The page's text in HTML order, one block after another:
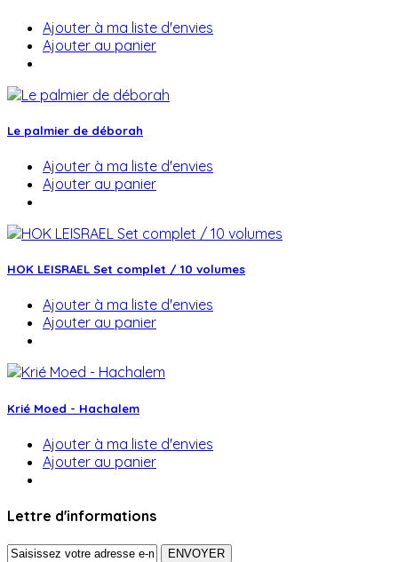
Ajouter à ma liste d'envies
Ajouter au panier
Le palmier de déborah
Ajouter à ma liste d'envies
Ajouter au panier
HOK LEISRAEL Set complet / 10 volumes
Ajouter à ma liste d'envies
Ajouter au panier
Krié Moed - Hachalem
Ajouter à ma liste d'envies
Ajouter au panier
Lettre d'informations
ENVOYER